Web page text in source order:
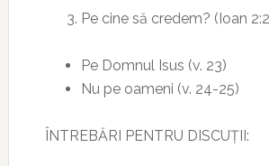
Pe cine să credem? (Ioan
Pe Domnul Isus (v. 23)
Nu pe oameni (v. 24-25)
ÎNTREBĂRI PENTRU DISCUȚII: